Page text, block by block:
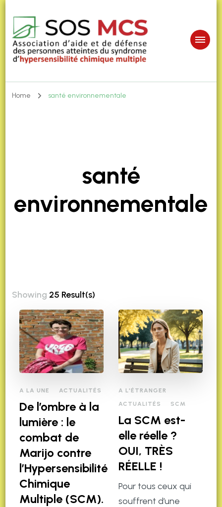
Home santé environnementale
santé
environnementale
Showing 25 Result(s)
A LA UNE ACTUALITÉS
De l’ombre à la
lumière : le
combat de
Marijo contre
l’Hypersensibilité
Chimique
Multiple (SCM).
A L'ÉTRANGER
ACTUALITÉS
SCM
La SCM est-
elle réelle ?
OUI, TRÈS
RÉELLE !
Pour tous ceux qui
souffrent d’une